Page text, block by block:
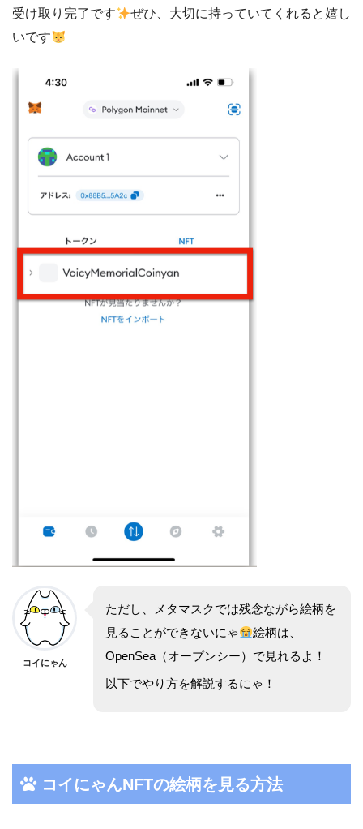
受け取り完了です
ぜひ、大切に持っていてくれると嬉し
いです
コイにゃん
ただし、メタマスクでは残念ながら絵柄を
見ることができないにゃ
絵柄は、
OpenSea（オープンシー）で見れるよ！
以下でやり方を解説するにゃ！
コイにゃんNFTの絵柄を見る方法